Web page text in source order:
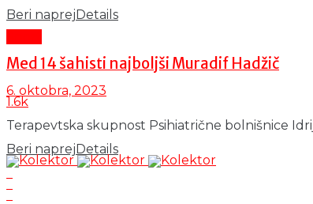
Beri naprej Details
Med 14 šahisti najboljši Muradif Hadžič
6. oktobra, 2023
1.6k
Terapevtska skupnost Psihiatrične bolnišnice
Beri naprejDetails